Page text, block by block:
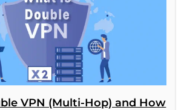
VPN (Multi-Hop) and How